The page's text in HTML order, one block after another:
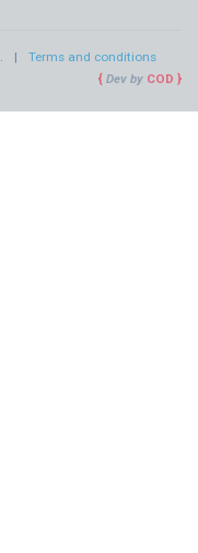
Terms and conditions
Dev by COD